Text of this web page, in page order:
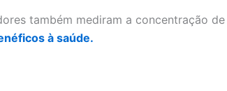
também mediram a concentração de
à saúde.